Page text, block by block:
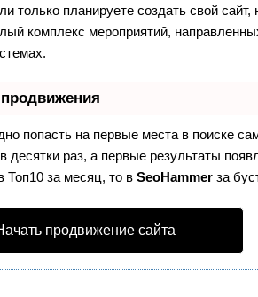
только планируете создать свой
комплекс мероприятий,
попасть на первые места в поиске
десятки раз, а первые результаты
Топ10 за месяц, то в SeoHammer за
продвижение сайта